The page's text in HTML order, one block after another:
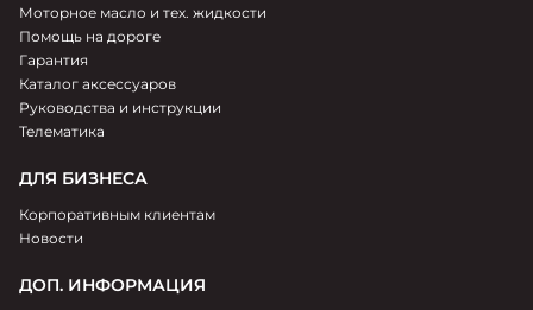
Моторное масло и тех. жидкости
Помощь на дороге
Гарантия
Каталог аксессуаров
Руководства и инструкции
Телематика
ДЛЯ БИЗНЕСА
Корпоративным клиентам
Новости
ДОП. ИНФОРМАЦИЯ